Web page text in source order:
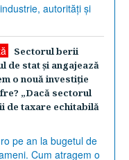
Sectorul berii
de stat şi angajează
o nouă investiţie
„Dacă sectorul
de taxare echitabilă